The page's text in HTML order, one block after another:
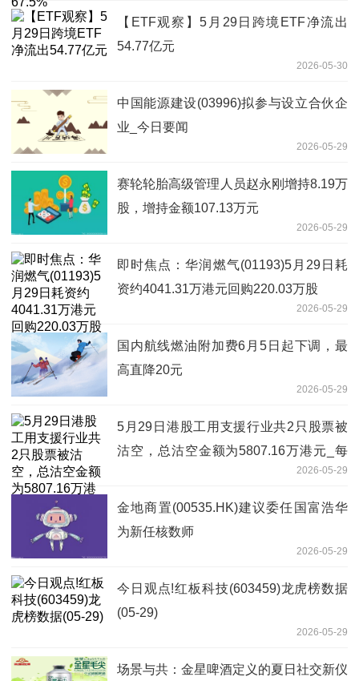
【ETF观察】5月29日跨境ETF净流出
54.77亿元
2026-05-30
中国能源建设(03996)拟参与设立合伙企
业_今日要闻
2026-05-29
赛轮轮胎高级管理人员赵永刚增持8.19万
股，增持金额107.13万元
2026-05-29
即时焦点：华润燃气(01193)5月29日耗
资约4041.31万港元回购220.03万股
2026-05-29
国内航线燃油附加费6月5日起下调，最
高直降20元
2026-05-29
5月29日港股工用支援行业共2只股票被
沽空，总沽空金额为5807.16万港元_每
2026-05-29
金地商置(00535.HK)建议委任国富浩华
为新任核数师
2026-05-29
今日观点!红板科技(603459)龙虎榜数据
(05-29)
2026-05-29
场景与共：金星啤酒定义的夏日社交新仪